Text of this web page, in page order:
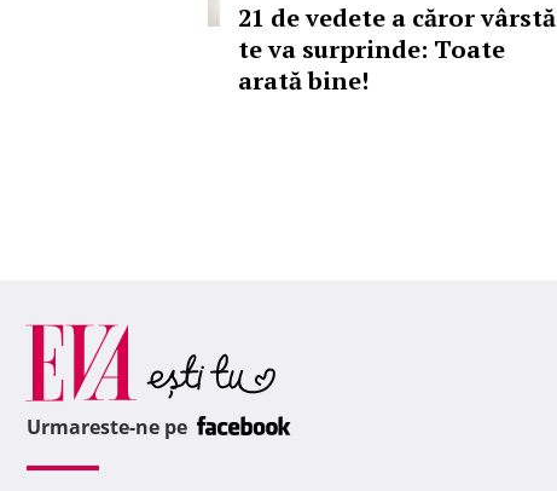
21 de vedete a căror vârstă
te va surprinde: Toate
arată bine!
Urmareste-ne pe